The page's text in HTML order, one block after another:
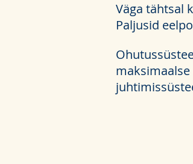
Väga tähtsal
Paljusid